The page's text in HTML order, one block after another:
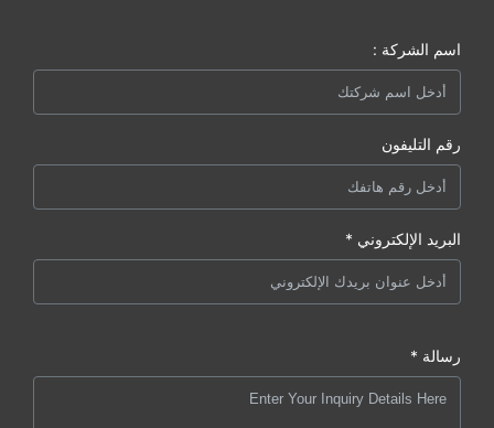
اسم الشركة :
رقم التليفون
البريد الإلكتروني *
رسالة *